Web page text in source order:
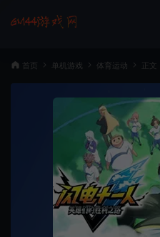
首页 单机游戏 体育运动 正文